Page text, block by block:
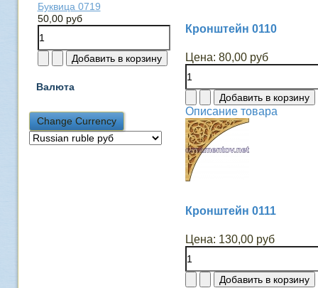
Буквица 0719
50,00 руб
Валюта
Кронштейн 0110
Цена: 80,00 руб
Описание товара
Кронштейн 0111
Цена: 130,00 руб